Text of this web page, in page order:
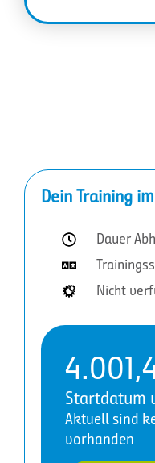
Dein Training
Dauer
Nicht
Startdatum
Aktuell sind
vorhanden